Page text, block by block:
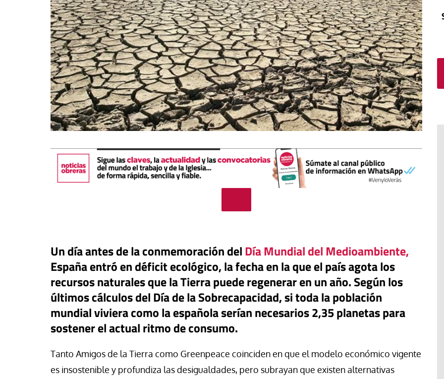
Un día antes de la conmemoración delDía Mundial del Medioambiente,
España entró en déficit ecológico, la fecha en la que el país agota los
recursos naturales que la Tierra puede regenerar en un año. Según los
últimos cálculos del Día de la Sobrecapacidad, si toda la población
mundial viviera como la española serían necesarios 2,35 planetas para
sostener el actual ritmo de consumo.
Tanto Amigos de la Tierra como Greenpeace coinciden en que el modelo económico vigente
es insostenible y profundiza las desigualdades, pero subrayan que existen alternativas
Canarias reclama una
urgente para proteger
menores migrantes en
Libro Revista de Verano
Potencia transformadora de la
dulzura y la paz
El cuidado de la creación
Revista de Verano